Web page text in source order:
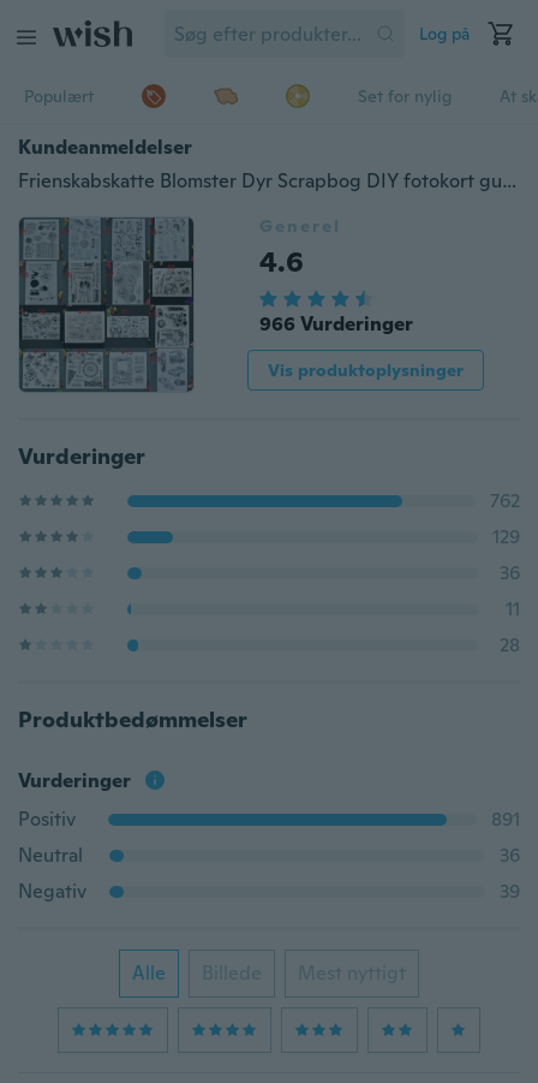
Log på
Populært Set for nylig At
Kundeanmeldelser
Frienskabskatte Blomster Dyr Scrapbog DIY fotokort gummistempel klart stempel transparent stempel
Generel
4.6
966 Vurderinger
Vis produktoplysninger
Vurderinger
762
129
36
11
28
Produktbedømmelser
Vurderinger
Positiv
891
Neutral
36
Negativ
39
Alle Billede Mest nyttigt